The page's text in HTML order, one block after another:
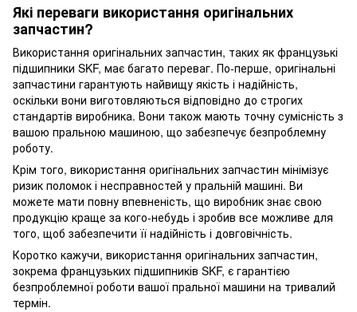
Які переваги використання оригінальних
запчастин?
Використання оригінальних запчастин, таких як французькі
підшипники SKF, має багато переваг. По-перше, оригінальні
запчастини гарантують найвищу якість і надійність,
оскільки вони виготовляються відповідно до строгих
стандартів виробника. Вони також мають точну сумісність з
вашою пральною машиною, що забезпечує безпроблемну
роботу.
Крім того, використання оригінальних запчастин мінімізує
ризик поломок і несправностей у пральній машині. Ви
можете мати повну впевненість, що виробник знає свою
продукцію краще за кого-небудь і зробив все можливе для
того, щоб забезпечити її надійність і довговічність.
Коротко кажучи, використання оригінальних запчастин,
зокрема французьких підшипників SKF, є гарантією
безпроблемної роботи вашої пральної машини на тривалий
термін.